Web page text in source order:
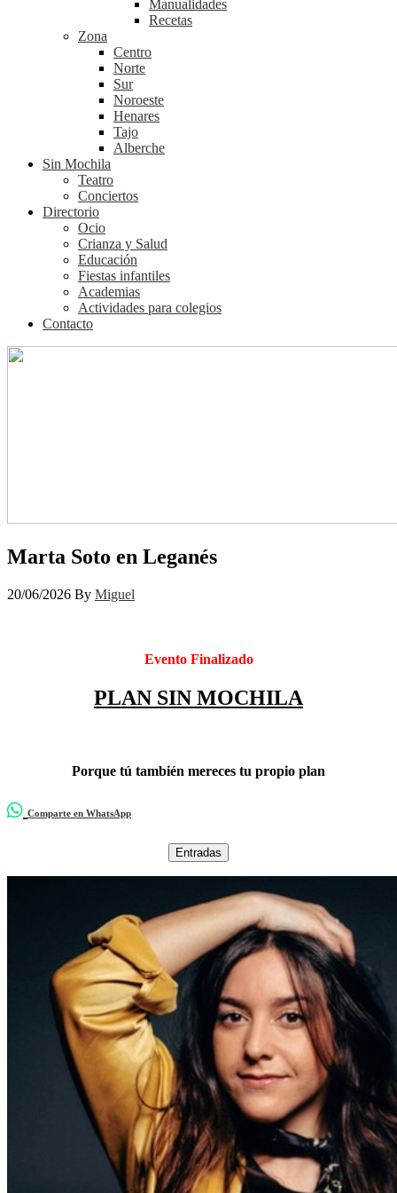
Manualidades
Recetas
Zona
Centro
Norte
Sur
Noroeste
Henares
Tajo
Alberche
Sin Mochila
Teatro
Conciertos
Directorio
Ocio
Crianza y Salud
Educación
Fiestas infantiles
Academias
Actividades para colegios
Contacto
Marta Soto en Leganés
20/06/2026 By Miguel
Evento Finalizado
PLAN SIN MOCHILA
Porque tú también mereces tu propio plan
Comparte en WhatsApp
Entradas